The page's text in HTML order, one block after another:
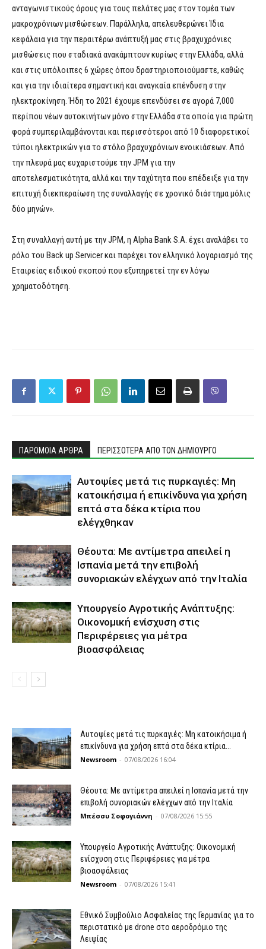
ανταγωνιστικούς όρους για τους πελάτες μας στον τομέα των
μακροχρόνιων μισθώσεων. Παράλληλα, απελευθερώνει Ίδια
κεφάλαια για την περαιτέρω ανάπτυξή μας στις βραχυχρόνιες
μισθώσεις που σταδιακά ανακάμπτουν κυρίως στην Ελλάδα, αλλά
και στις υπόλοιπες 6 χώρες όπου δραστηριοποιούμαστε, καθώς
και για την ιδιαίτερα σημαντική και αναγκαία επένδυση στην
ηλεκτροκίνηση. Ήδη το 2021 έχουμε επενδύσει σε αγορά 7,000
περίπου νέων αυτοκινήτων μόνο στην Ελλάδα στα οποία για πρώτη
φορά συμπεριλαμβάνονται και περισσότεροι από 10 διαφορετικοί
τύποι ηλεκτρικών για το στόλο βραχυχρόνιων ενοικιάσεων. Από
την πλευρά μας ευχαριστούμε την JPM για την
αποτελεσματικότητα, αλλά και την ταχύτητα που επέδειξε για την
επιτυχή διεκπεραίωση της συναλλαγής σε χρονικό διάστημα μόλις
δύο μηνών».
Στη συναλλαγή αυτή με την JPM, η Alpha Bank S.A. έχει αναλάβει το
ρόλο του Back up Servicer και παρέχει τον ελληνικό λογαριασμό της
Εταιρείας ειδικού σκοπού που εξυπηρετεί την εν λόγω
χρηματοδότηση.
ΠΑΡΟΜΟΙΑ ΑΡΘΡΑ ΠΕΡΙΣΣΟΤΕΡΑ ΑΠΟ ΤΟΝ ΔΗΜΙΟΥΡΓΟ
Αυτοψίες μετά τις πυρκαγιές: Μη
κατοικήσιμα ή επικίνδυνα για χρήση
επτά στα δέκα κτίρια που
ελέγχθηκαν
Θέουτα: Με αντίμετρα απειλεί η
Ισπανία μετά την επιβολή
συνοριακών ελέγχων από την Ιταλία
Υπουργείο Αγροτικής Ανάπτυξης:
Οικονομική ενίσχυση στις
Περιφέρειες για μέτρα
βιοασφάλειας
Αυτοψίες μετά τις πυρκαγιές: Μη κατοικήσιμα ή
επικίνδυνα για χρήση επτά στα δέκα κτίρια...
Newsroom - 07/08/2026 16:04
Θέουτα: Με αντίμετρα απειλεί η Ισπανία μετά την
επιβολή συνοριακών ελέγχων από την Ιταλία
Μπέσσυ Σοφογιάννη - 07/08/2026 15:55
Υπουργείο Αγροτικής Ανάπτυξης: Οικονομική
ενίσχυση στις Περιφέρειες για μέτρα
βιοασφάλειας
Newsroom - 07/08/2026 15:41
Εθνικό Συμβούλιο Ασφαλείας της Γερμανίας για το
περιστατικό με drone στο αεροδρόμιο της
Λειψίας